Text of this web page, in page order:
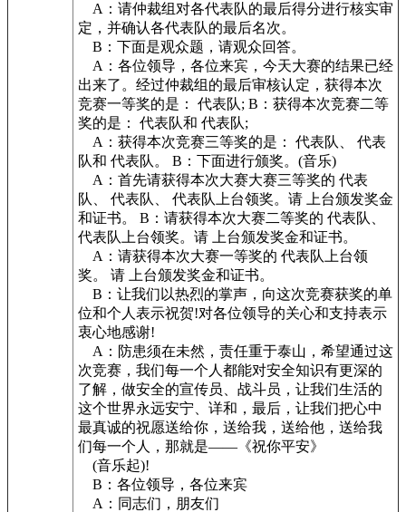
A：请仲裁组对各代表队的最后得分进行核实审
定，并确认各代表队的最后名次。
B：下面是观众题，请观众回答。
A：各位领导，各位来宾，今天大赛的结果已经
出来了。经过仲裁组的最后审核认定，获得本次
竞赛一等奖的是： 代表队; B：获得本次竞赛二等
奖的是： 代表队和 代表队;
A：获得本次竞赛三等奖的是： 代表队、 代表
队和 代表队。 B：下面进行颁奖。(音乐)
A：首先请获得本次大赛大赛三等奖的 代表
队、 代表队、 代表队上台领奖。请 上台颁发奖金
和证书。 B：请获得本次大赛二等奖的 代表队、
代表队上台领奖。请 上台颁发奖金和证书。
A：请获得本次大赛一等奖的 代表队上台领
奖。 请 上台颁发奖金和证书。
B：让我们以热烈的掌声，向这次竞赛获奖的单
位和个人表示祝贺!对各位领导的关心和支持表示
衷心地感谢!
A：防患须在未然，责任重于泰山，希望通过这
次竞赛，我们每一个人都能对安全知识有更深的
了解，做安全的宣传员、战斗员，让我们生活的
这个世界永远安宁、详和，最后，让我们把心中
最真诚的祝愿送给你，送给我，送给他，送给我
们每一个人，那就是——《祝你平安》
(音乐起)!
B：各位领导，各位来宾
A：同志们，朋友们